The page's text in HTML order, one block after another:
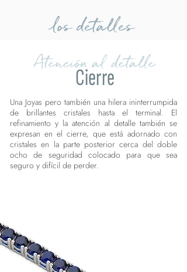
los detalles
Atención al detalle
Cierre
Una Joyas pero también una hilera ininterrumpida
de brillantes cristales hasta el terminal. El
refinamiento y la atención al detalle también se
expresan en el cierre, que está adornado con
cristales en la parte posterior cerca del doble
ocho de seguridad colocado para que sea
seguro y difícil de perder.